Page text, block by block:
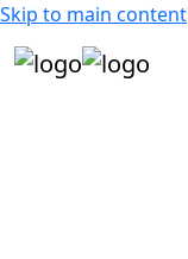
Skip to main content